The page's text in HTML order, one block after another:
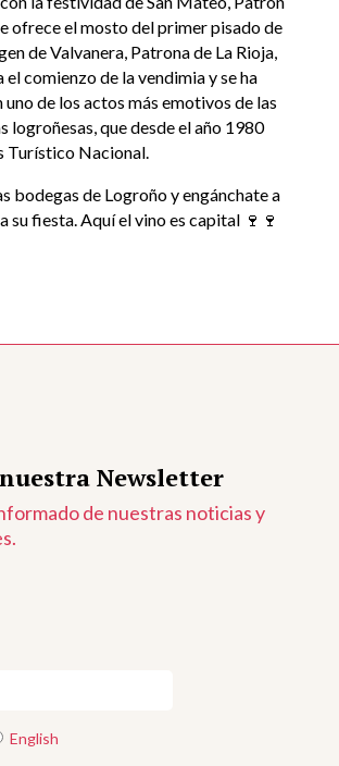
ofrece el mosto del primer pisado de
de Valvanera, Patrona de La Rioja,
comienzo de la vendimia y se ha
de los actos más emotivos de las
logroñesas, que desde el año 1980
Turístico Nacional.
bodegas de Logroño y engánchate a
su fiesta. Aquí el vino es capital 🍷🍷
Newsletter
de nuestras noticias y
English